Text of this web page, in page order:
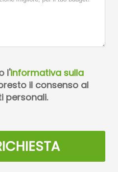
l'informativa sulla
il consenso al
personali.